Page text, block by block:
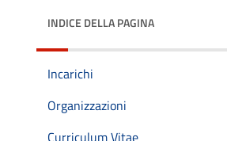
INDICE DELLA PAGINA
Incarichi
Organizzazioni
Curriculum Vitae